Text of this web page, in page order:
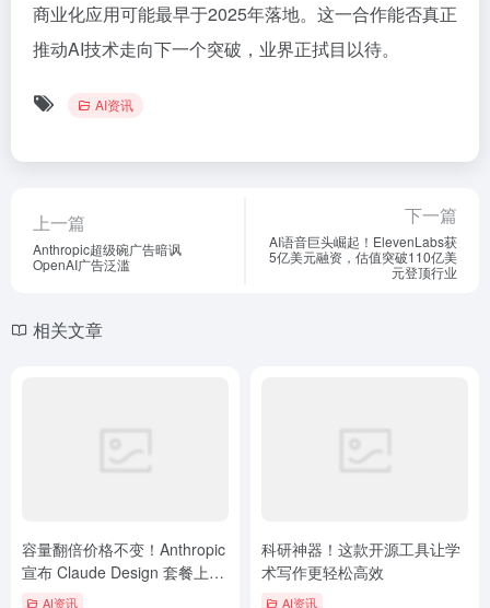
商业化应用可能最早于2025年落地。这一合作能否真正
推动AI技术走向下一个突破，业界正拭目以待。
AI资讯
上一篇
Anthropic超级碗广告暗讽
OpenAI广告泛滥
下一篇
AI语音巨头崛起！ElevenLabs获
5亿美元融资，估值突破110亿美
元登顶行业
相关文章
容量翻倍价格不变！Anthropic
宣布 Claude Design 套餐上限
提升AI资讯
科研神器！这款开源工具让学
术写作更轻松高效
AI资讯